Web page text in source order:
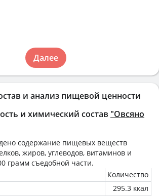
и анализ пищевой ценности
и химический состав "Овсяно
содержание пищевых веществ
жиров, углеводов, витаминов и
грамм съедобной части.
Количество
295.3 ккал
Далее